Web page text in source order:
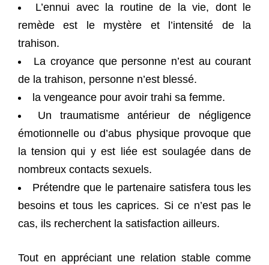
L’ennui avec la routine de la vie, dont le
remède est le mystère et l’intensité de la
trahison.
La croyance que personne n’est au courant
de la trahison, personne n’est blessé.
la vengeance pour avoir trahi sa femme.
Un traumatisme antérieur de négligence
émotionnelle ou d’abus physique provoque que
la tension qui y est liée est soulagée dans de
nombreux contacts sexuels.
Prétendre que le partenaire satisfera tous les
besoins et tous les caprices. Si ce n’est pas le
cas, ils recherchent la satisfaction ailleurs.
Tout en appréciant une relation stable comme